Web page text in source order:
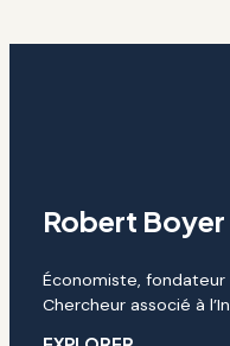
Robert Boyer
Économiste,
Chercheur associé à